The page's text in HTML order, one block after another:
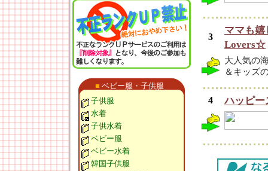
■ ベビー服・子供服
子供服
水着
子供水着
ベビー服
ベビー水着
韓国子供服
3
ママも
Lovers☆
大人気の
＆キッズ
4 ハッピー